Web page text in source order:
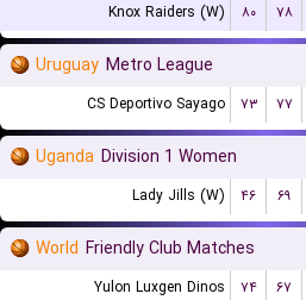
Knox Raiders (W)
۸۰ ۷۸
Uruguay Metro League
CS Deportivo Sayago ۷۳ ۷۷
Uganda Division 1 Women
Lady Jills (W) ۴۶ ۶۹
World Friendly Club Matches
Yulon Luxgen Dinos ۷۴ ۶۷